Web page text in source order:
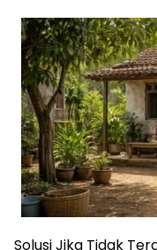
Solusi Jika Tidak